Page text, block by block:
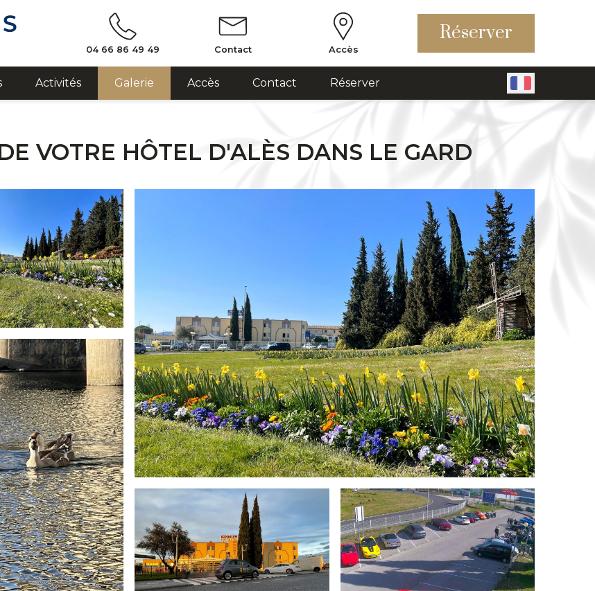
04 66 86 49 49 Contact Accès
Réserver
Activités Galerie Accès Contact Réserver
VOTRE HÔTEL D'ALÈS DANS LE GARD